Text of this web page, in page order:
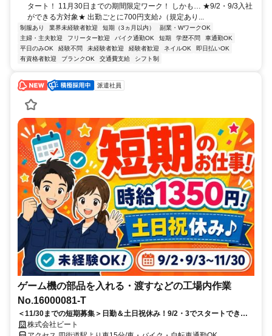
タート！ 11月30日までの期間限定ワーク！ しかも… ★9/2・9/3入社
ができる方対象★ 出勤ごとに700円支給♪（規定あり...
制服あり 業界未経験者歓迎 短期（3ヵ月以内）
副業・WワークOK
主婦・主夫歓迎
フリーター歓迎 バイク通勤OK 短期 学歴不問
車通勤OK
平日のみOK
経験不問 未経験者歓迎 経験者歓迎 ネイルOK
即日払いOK
有資格者歓迎
ブランクOK 交通費支給 シフト制
派遣社員
ゲーム機の部品を入れる・渡すなどの工場内作業
No.16000081-T
＜11/30までの短期募集＞日勤＆土日祝休み！9/2・3でスタートできる
方には…出勤するたびに700円の特別手当あり★日払いもOK♪
株式会社ビート